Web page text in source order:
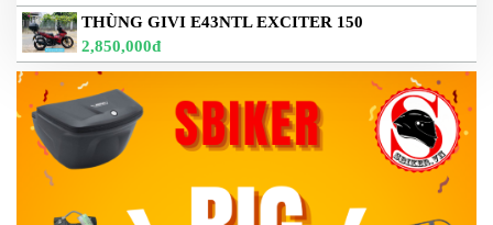
THÙNG GIVI E43NTL EXCITER 150
2,850,000đ